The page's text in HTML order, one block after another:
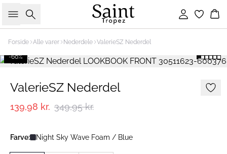
Søg Log ind
Forside Alle varer Nederdele ValerieSZ Nederdel
-60%
ValerieSZ Nederdel
139,98 kr. 349,95 kr.
Farve: Night Sky Wave Foam / Blue